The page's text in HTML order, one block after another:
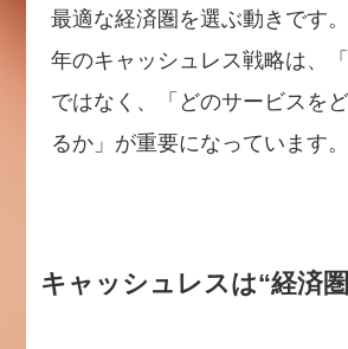
最適な経済圏を選ぶ動きです
年のキャッシュレス戦略は、「
ではなく、「どのサービスを
るか」が重要になっています。
キャッシュレスは“経済